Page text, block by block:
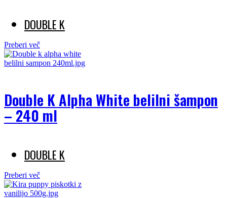
DOUBLE K
Preberi več
Double K Alpha White belilni šampon
– 240 ml
DOUBLE K
Preberi več